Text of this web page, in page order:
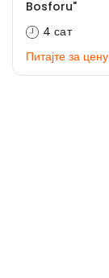
Bosforu"
4 сат
Питајте за цену